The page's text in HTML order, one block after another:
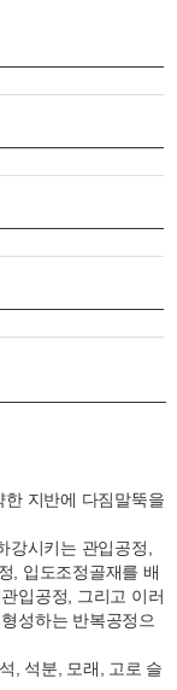
지반에 다짐말뚝을
강시키는 관입공정,
, 입도조정골재를 배
입공정, 그리고 이러
성하는 반복공정으
, 석분, 모래, 고로 슬